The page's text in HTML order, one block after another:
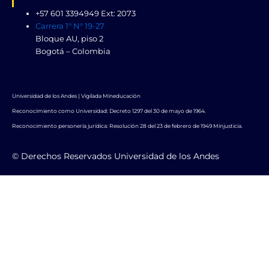
+57 601 3394949 Ext: 2073
Carrera 1° N° 19-27
Bloque AU, piso 2
Bogotá – Colombia
Universidad de los Andes | Vigilada Mineducación
Reconocimiento como Universidad: Decreto 1297 del 30 de mayo de 1964.
Reconocimiento personería jurídica: Resolución 28 del 23 de febrero de 1949 Minjusticia.
© Derechos Reservados Universidad de los Andes